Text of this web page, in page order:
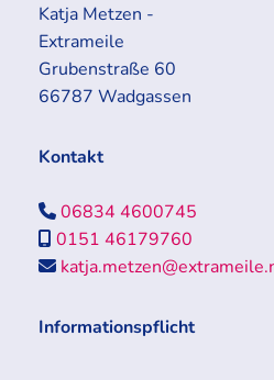
Katja Metzen -
Extrameile
Grubenstraße 60
66787 Wadgassen
Kontakt
 06834 4600745
0151 46179760

Informationspflicht